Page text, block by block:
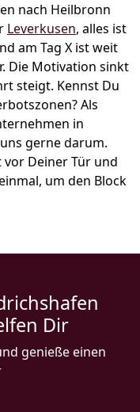
nach Heilbronn
Leverkusen, alles ist
am Tag X ist weit
Die Motivation sinkt
steigt. Kennst Du
Als
in
gerne darum.
Deiner Tür und
um den Block
Dir
genieße einen